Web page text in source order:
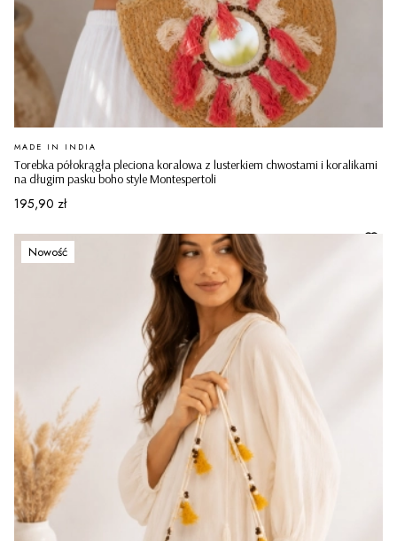
Torebka półokrągła pleciona koralowa z lusterkiem chwostami i koralikami
na długim pasku boho style Montespertoli
PRODUCENT
MADE IN INDIA
Cena
195,90 zł
Nowość